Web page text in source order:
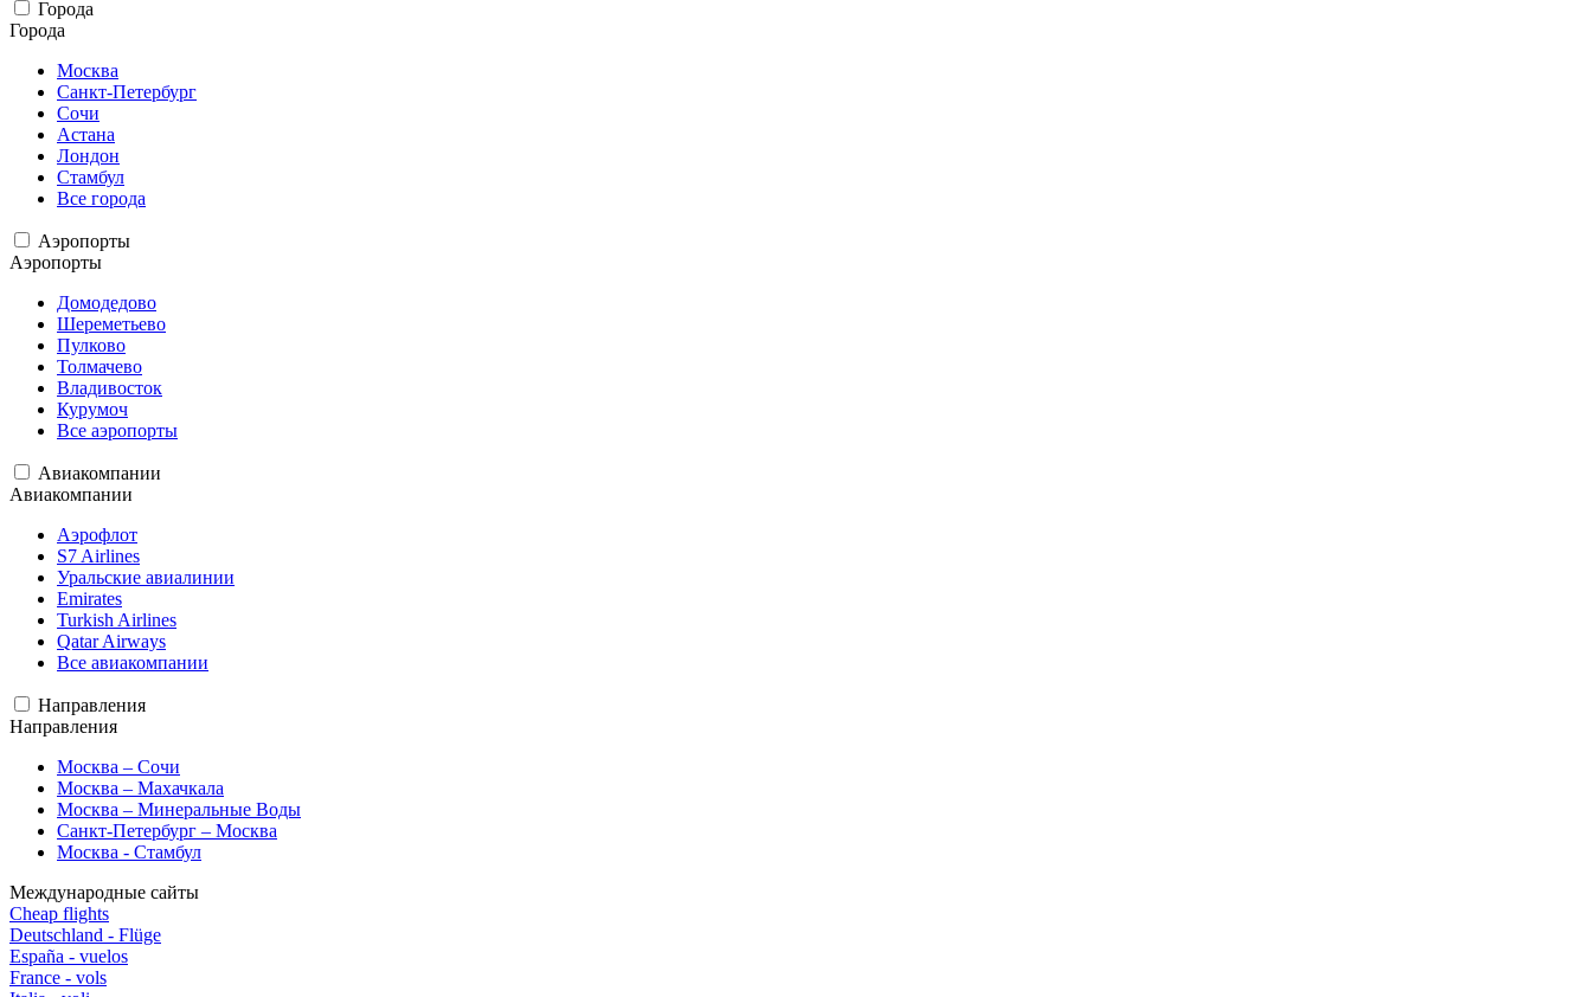
Города
Города
Москва
Санкт-Петербург
Сочи
Астана
Лондон
Стамбул
Все города
Аэропорты
Аэропорты
Домодедово
Шереметьево
Пулково
Толмачево
Владивосток
Курумоч
Все аэропорты
Авиакомпании
Авиакомпании
Аэрофлот
S7 Airlines
Уральские авиалинии
Emirates
Turkish Airlines
Qatar Airways
Все авиакомпании
Направления
Направления
Москва – Сочи
Москва – Махачкала
Москва – Минеральные Воды
Санкт-Петербург – Москва
Москва - Стамбул
Международные сайты
Cheap flights
Deutschland - Flüge
España - vuelos
France - vols